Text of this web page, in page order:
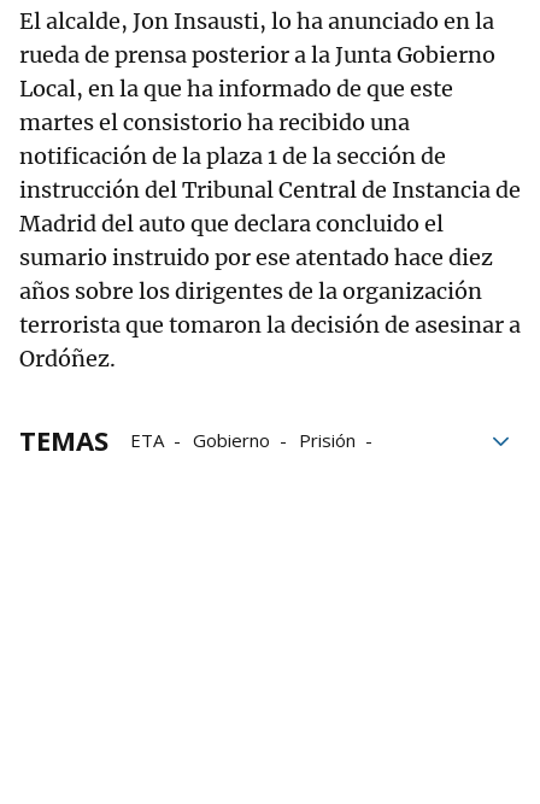
El alcalde, Jon Insausti, lo ha anunciado en la
rueda de prensa posterior a la Junta Gobierno
Local, en la que ha informado de que este
martes el consistorio ha recibido una
notificación de la plaza 1 de la sección de
instrucción del Tribunal Central de Instancia de
Madrid del auto que declara concluido el
sumario instruido por ese atentado hace diez
años sobre los dirigentes de la organización
terrorista que tomaron la decisión de asesinar a
Ordóñez.
TEMAS ETA Gobierno
Prisión